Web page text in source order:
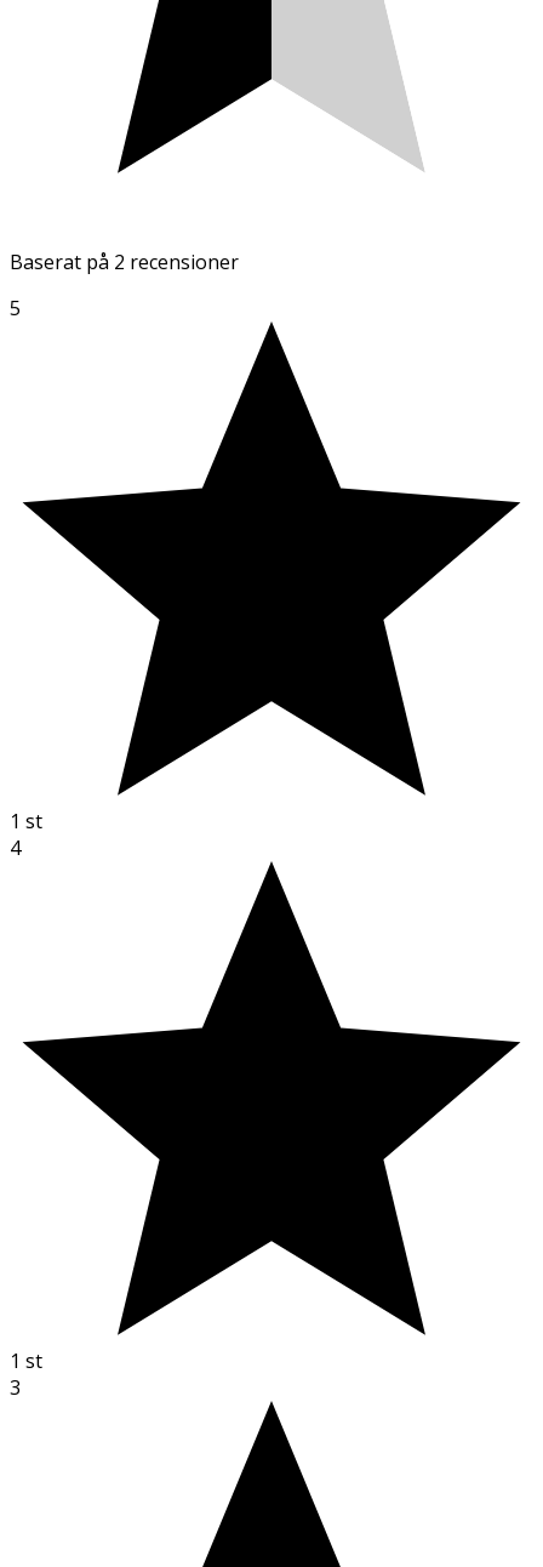
Baserat på 2 recensioner
5
1 st
4
1 st
3